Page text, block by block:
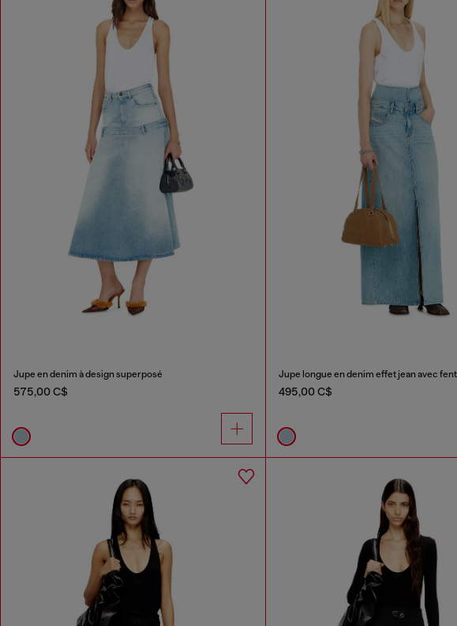
Jupe en denim à design superposé
575,00 C$
Jupe longue en denim effet jean avec
495,00 C$